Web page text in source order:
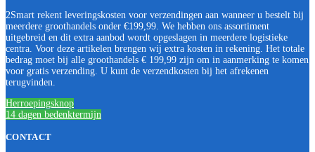
2Smart rekent leveringskosten voor verzendingen aan wanneer u bestelt bij
meerdere groothandels onder €199,99. We hebben ons assortiment
uitgebreid en dit extra aanbod wordt opgeslagen in meerdere logistieke
centra. Voor deze artikelen brengen wij extra kosten in rekening. Het totale
bedrag moet bij alle groothandels € 199,99 zijn om in aanmerking te komen
voor gratis verzending. U kunt de verzendkosten bij het afrekenen
terugvinden.
Herroepingsknop
14 dagen bedenktermijn
CONTACT